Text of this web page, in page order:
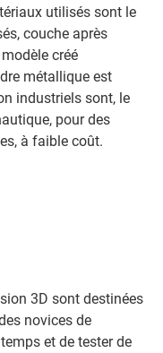
utilisés sont le
couche après
créé
métallique est
industriels sont, le
pour des
à faible coût.
3D sont destinées
novices de
et de tester de